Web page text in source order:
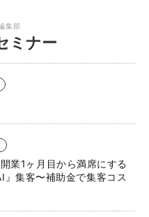
集部
ミナー
業1ヶ月目から満席にする
』集客〜補助金で集客コス